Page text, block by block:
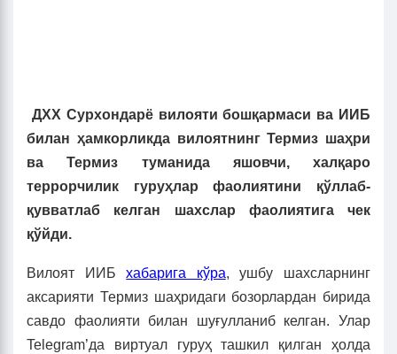
ДХХ Сурхондарё вилояти бошқармаси ва ИИБ
билан ҳамкорликда вилоятнинг Термиз шаҳри
ва Термиз туманида яшовчи, халқаро
террорчилик гуруҳлар фаолиятини қўллаб-
қувватлаб келган шахслар фаолиятига чек
қўйди.
Вилоят ИИБхабарига кўра, ушбу шахсларнинг
аксарияти Термиз шаҳридаги бозорлардан бирида
савдо фаолияти билан шуғулланиб келган. Улар
Telegram’да виртуал гуруҳ ташкил қилган ҳолда